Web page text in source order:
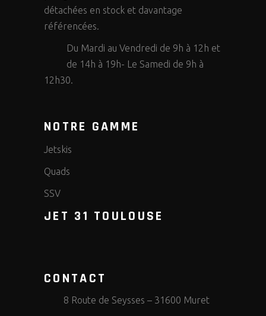
détachées en stock et davantage
référencées.
Du Mardi au Vendredi de 9h à 12h et
de 14h à 19h- Le Samedi de 9h à
12h30.
NOTRE GAMME
Jetskis
Quads
SSV
JET 31 TOULOUSE
CONTACT
8 Route de Seysses – 31600 Muret